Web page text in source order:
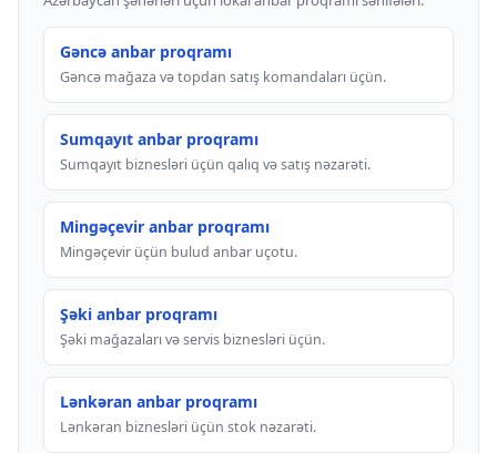
Gəncə anbar proqramı
Gəncə mağaza və topdan satış komandaları üçün.
Sumqayıt anbar proqramı
Sumqayıt biznesləri üçün qalıq və satış nəzarəti.
Mingəçevir anbar proqramı
Mingəçevir üçün bulud anbar uçotu.
Şəki anbar proqramı
Şəki mağazaları və servis biznesləri üçün.
Lənkəran anbar proqramı
Lənkəran biznesləri üçün stok nəzarəti.